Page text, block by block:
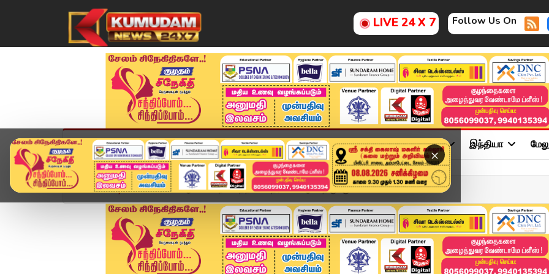
LIVE 24 X 7 Follow Us On
×
முகப்பு விளையாட்டு அண்மை தமிழ்நாடு சினிமா அரசியல் விளையாட்டு இந்தியா
Home வீடியோ ஸ்டோரி ஆன்மிக உற்சாகத்தில் பக்தர்கள்..! ஆனி திருமஞ்சன ...